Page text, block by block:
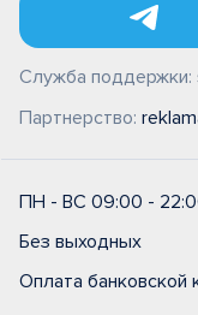
Служба поддержки:
Партнерство:
ПН - ВС 09:00 -
Без выходных
Оплата банковской